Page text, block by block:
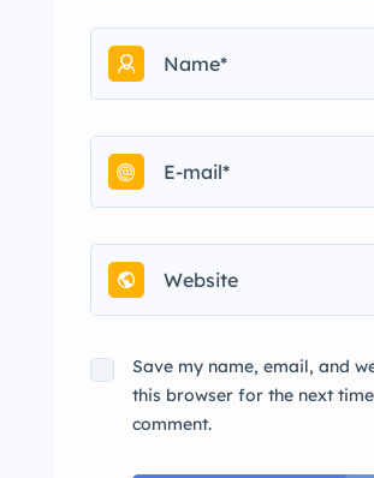
Save my name, email, and
this browser for the next
comment.